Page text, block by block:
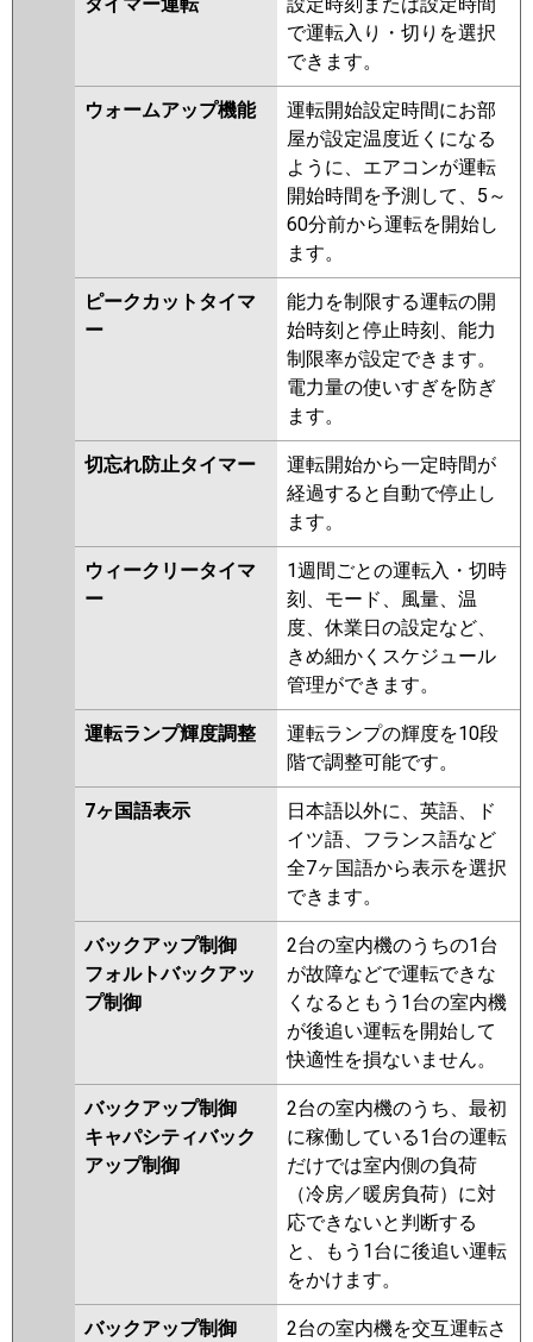
で運転入り・切りを選択
できます。
ウォームアップ機能
運転開始設定時間にお部
屋が設定温度近くになる
ように、エアコンが運転
開始時間を予測して、5～
60分前から運転を開始し
ます。
ピークカットタイマ
ー
能力を制限する運転の開
始時刻と停止時刻、能力
制限率が設定できます。
電力量の使いすぎを防ぎ
ます。
切忘れ防止タイマー
運転開始から一定時間が
経過すると自動で停止し
ます。
ウィークリータイマ
ー
1週間ごとの運転入・切時
刻、モード、風量、温
度、休業日の設定など、
きめ細かくスケジュール
管理ができます。
運転ランプ輝度調整
運転ランプの輝度を10段
階で調整可能です。
7ヶ国語表示
日本語以外に、英語、ド
イツ語、フランス語など
全7ヶ国語から表示を選択
できます。
バックアップ制御
フォルトバックアッ
プ制御
2台の室内機のうちの1台
が故障などで運転できな
くなるともう1台の室内機
が後追い運転を開始して
快適性を損ないません。
バックアップ制御
キャパシティバック
アップ制御
2台の室内機のうち、最初
に稼働している1台の運転
だけでは室内側の負荷
（冷房／暖房負荷）に対
応できないと判断する
と、もう1台に後追い運転
をかけます。
バックアップ制御
2台の室内機を交互運転さ